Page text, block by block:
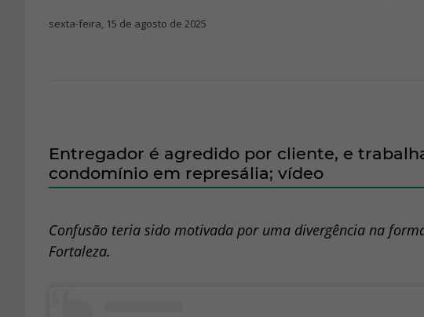
sexta-feira, 15 de agosto de 2025
Entregador é agredido por cliente, e
condomínio em represália; vídeo
Confusão teria sido motivada por uma divergência na
Fortaleza.